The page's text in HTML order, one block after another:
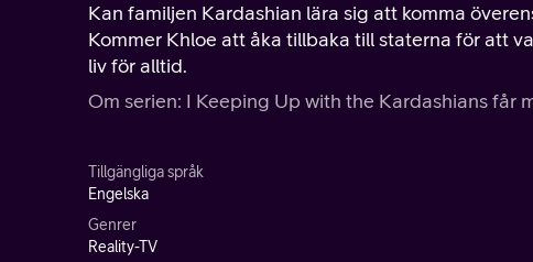
Kan familjen Kardashian lära sig att komma
Kommer Khloe att åka tillbaka till staterna för att
liv för alltid.
Om serien: I Keeping Up with the Kardashians får
Tillgängliga språk
Engelska
Genrer
Reality-TV